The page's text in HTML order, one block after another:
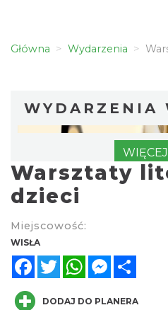
Główna Wydarzenia
WYDARZENIA
Koncert orkiestry dętej
Wisła
0.00 km
WIĘCEJ
Warsztaty
dzieci
Miejscowość:
WISŁA
FacebookTwitterWhatsAppMessenger
DODAJ DO PLANERA